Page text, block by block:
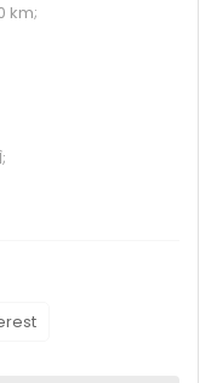
km;